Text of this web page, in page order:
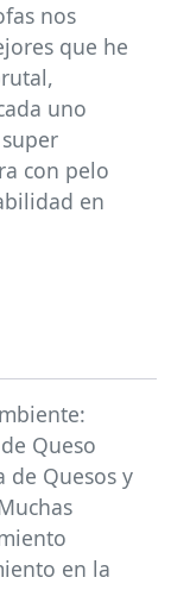
nos
que he
uno
con pelo
en
Queso
de Quesos y
en la